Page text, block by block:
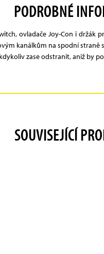
PODROBNÉ
ovladače Joy-Con i držák
kanálkům na spodní
zase odstranit, aniž by
SOUVISEJÍCÍ